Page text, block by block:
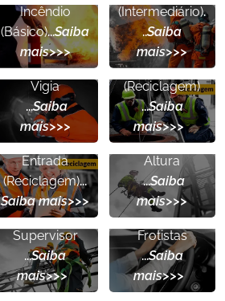
Incêndio
(Básico)...Saiba
mais>>>
(Intermediário).
..Saiba
mais>>>
NR 33-
Trabalhador e
Vigia
...Saiba
mais>>>
NR 33-
Trabalhador e
Vigia
(Reciclagem)
...Saiba
mais>>>
NR 33-
Supervisor de
Entrada
(Reciclagem)...
Saiba mais>>>
NR 35-
Trabalho em
Altura
...Saiba
mais>>>
NR 35-
Trabalho em
Altura -
Supervisor
...Saiba
mais>>>
Direção
Defensiva para
Frotistas
...Saiba
mais>>>
Treinamentos
Personalizado
Noções
Básicas de